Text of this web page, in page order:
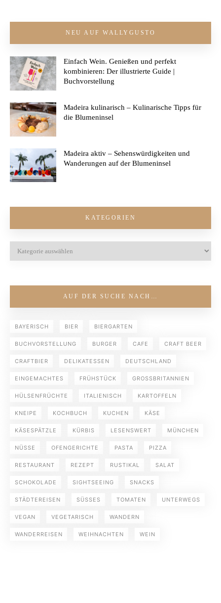
NEU AUF WALLYGUSTO
Einfach Wein. Genießen und perfekt
kombinieren: Der illustrierte Guide |
Buchvorstellung
Madeira kulinarisch – Kulinarische Tipps für
die Blumeninsel
Madeira aktiv – Sehenswürdigkeiten und
Wanderungen auf der Blumeninsel
KATEGORIEN
AUF DER SUCHE NACH…
BAYERISCH BIER BIERGARTEN
BUCHVORSTELLUNG BURGER CAFE CRAFT BEER
CRAFTBIER DELIKATESSEN DEUTSCHLAND
EINGEMACHTES FRÜHSTÜCK GROSSBRITANNIEN
HÜLSENFRÜCHTE ITALIENISCH KARTOFFELN
KNEIPE KOCHBUCH KUCHEN KÄSE
KÄSESPÄTZLE KÜRBIS LESENSWERT MÜNCHEN
NÜSSE OFENGERICHTE PASTA PIZZA
RESTAURANT REZEPT RUSTIKAL SALAT
SCHOKOLADE SIGHTSEEING SNACKS
STÄDTEREISEN SÜSSES TOMATEN UNTERWEGS
VEGAN VEGETARISCH WANDERN
WANDERREISEN WEIHNACHTEN WEIN